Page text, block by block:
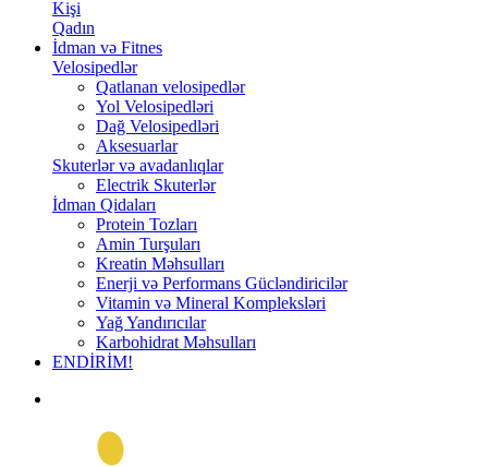
Kişi
Qadın
İdman və Fitnes
Velosipedlər
Qatlanan velosipedlər
Yol Velosipedləri
Dağ Velosipedləri
Aksesuarlar
Skuterlər və avadanlıqlar
Electrik Skuterlər
İdman Qidaları
Protein Tozları
Amin Turşuları
Kreatin Məhsulları
Enerji və Performans Gücləndiricilər
Vitamin və Mineral Kompleksləri
Yağ Yandırıcılar
Karbohidrat Məhsulları
ENDİRİM!